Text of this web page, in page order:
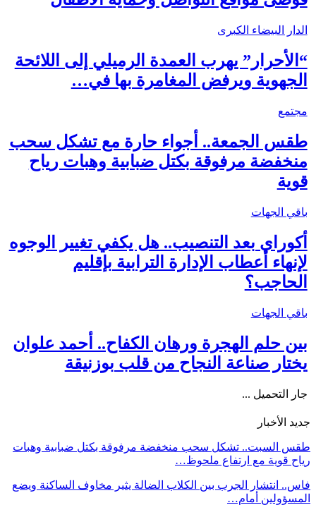
الدار البيضاء الكبرى
“الأحرار” يهرب العمدة الرميلي إلى اللائحة
الجهوية ويرفض المغامرة بها في…
مجتمع
طقس الجمعة.. أجواء حارة مع تشكل سحب
منخفضة مرفوقة بكتل ضبابية وهبات رياح
قوية
باقي الجهات
أكوراي بعد التنصيب.. هل يكفي تغيير الوجوه
لإنهاء أعطاب الإدارة الترابية بإقليم
الحاجب؟
باقي الجهات
بين حلم الهجرة ورهان الكفاح.. أحمد علوان
يختار صناعة النجاح من قلب بوزنيقة
جار التحميل ...
جديد الأخبار
طقس السبت.. تشكل سحب منخفضة مرفوقة بكتل ضبابية وهبات
رياح قوية مع ارتفاع ملحوظ…
فاس.. انتشار الجرب بين الكلاب الضالة يثير مخاوف الساكنة ويضع
المسؤولين أمام…